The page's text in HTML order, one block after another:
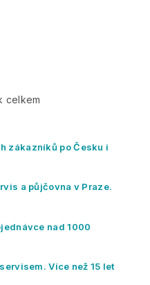
v
celkem
zákazníků po Česku i
a půjčovna v Praze.
nad 1000
Více než 15 let